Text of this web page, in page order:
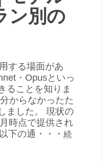
ン別の
する場面があ
・Opusといっ
ることを知りま
からなかったた
ました。 現状の
時点で提供され
下の通・・・ 続